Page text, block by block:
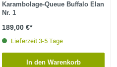
Karambolage-Queue Buffalo Elan
Nr. 1
189,00 €*
Lieferzeit 3-5 Tage
In den Warenkorb